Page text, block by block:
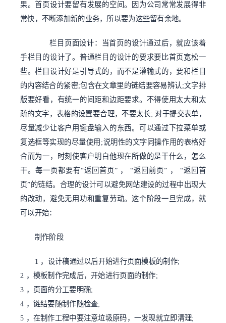
果。首页设计要留有发展的空间。因为公司常常发展得非
常快，不断添加新的业务，所以要为这些留有余地。
栏目页面设计：当首页的设计通过后，就应该着
手栏目的设计了。普通栏目的设计的要求要比首页宽松一
些。栏目设计好是引导式的，而不是灌输式的，要和栏目
的内容结合的紧密;包含在文章里的链结要容易辨认;文字排
版要好看，有统一的间距和边距要求。不得使用太大和太
疏的文字，表格的设置要合理，不要太长; 对于提交表单，
尽量减少让客户用键盘输入的东西。可以通过下拉菜单或
复选框等实现的尽量使用;说明性的文字同操作用的表格好
合而为一，时刻使客户明白他现在所做的是干什么，怎么
干。每一页都要有“返回首页” ， “返回前页” ， “返回首
页”的链结。合理的设计可以避免网站建设的过程中出现大
的改动，避免无用功和重复劳动。这个阶段一旦完成，就
可以开始：
制作阶段
1 ，设计稿通过以后开始进行页面模板的制作;
2 ，模板制作完成后，开始进行页面的制作;
3 ，页面的分工要明确;
4 ，链结要随制作随检查;
5 ，在制作工程中要注意垃圾原码，一发现就立即清理;